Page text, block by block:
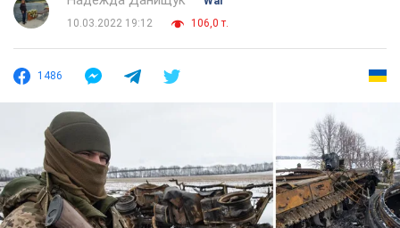
10.03.2022 19:12
106,0 т.
1486